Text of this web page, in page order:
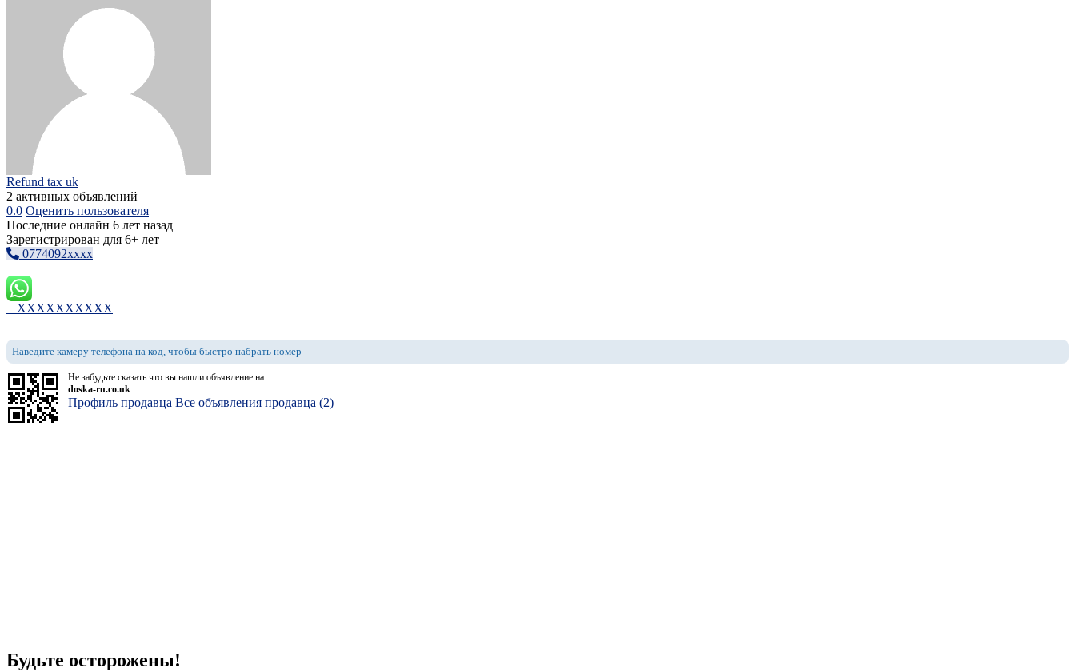
Refund tax uk
2 активных объявлений
0.0 Оценить пользователя
Последние онлайн 6 лет назад
Зарегистрирован для 6+ лет
0774092xxxx
+ XXXXXXXXXX
Наведите камеру телефона на код, чтобы быстро набрать номер
Не забудьте сказать что вы нашли объявление на
doska-ru.co.uk
Профиль продавца Все объявления продавца (2)
Будьте осторожены!